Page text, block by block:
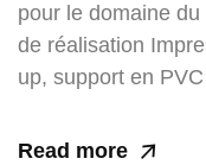
pour le domaine
de réalisation
up, support en
Read more